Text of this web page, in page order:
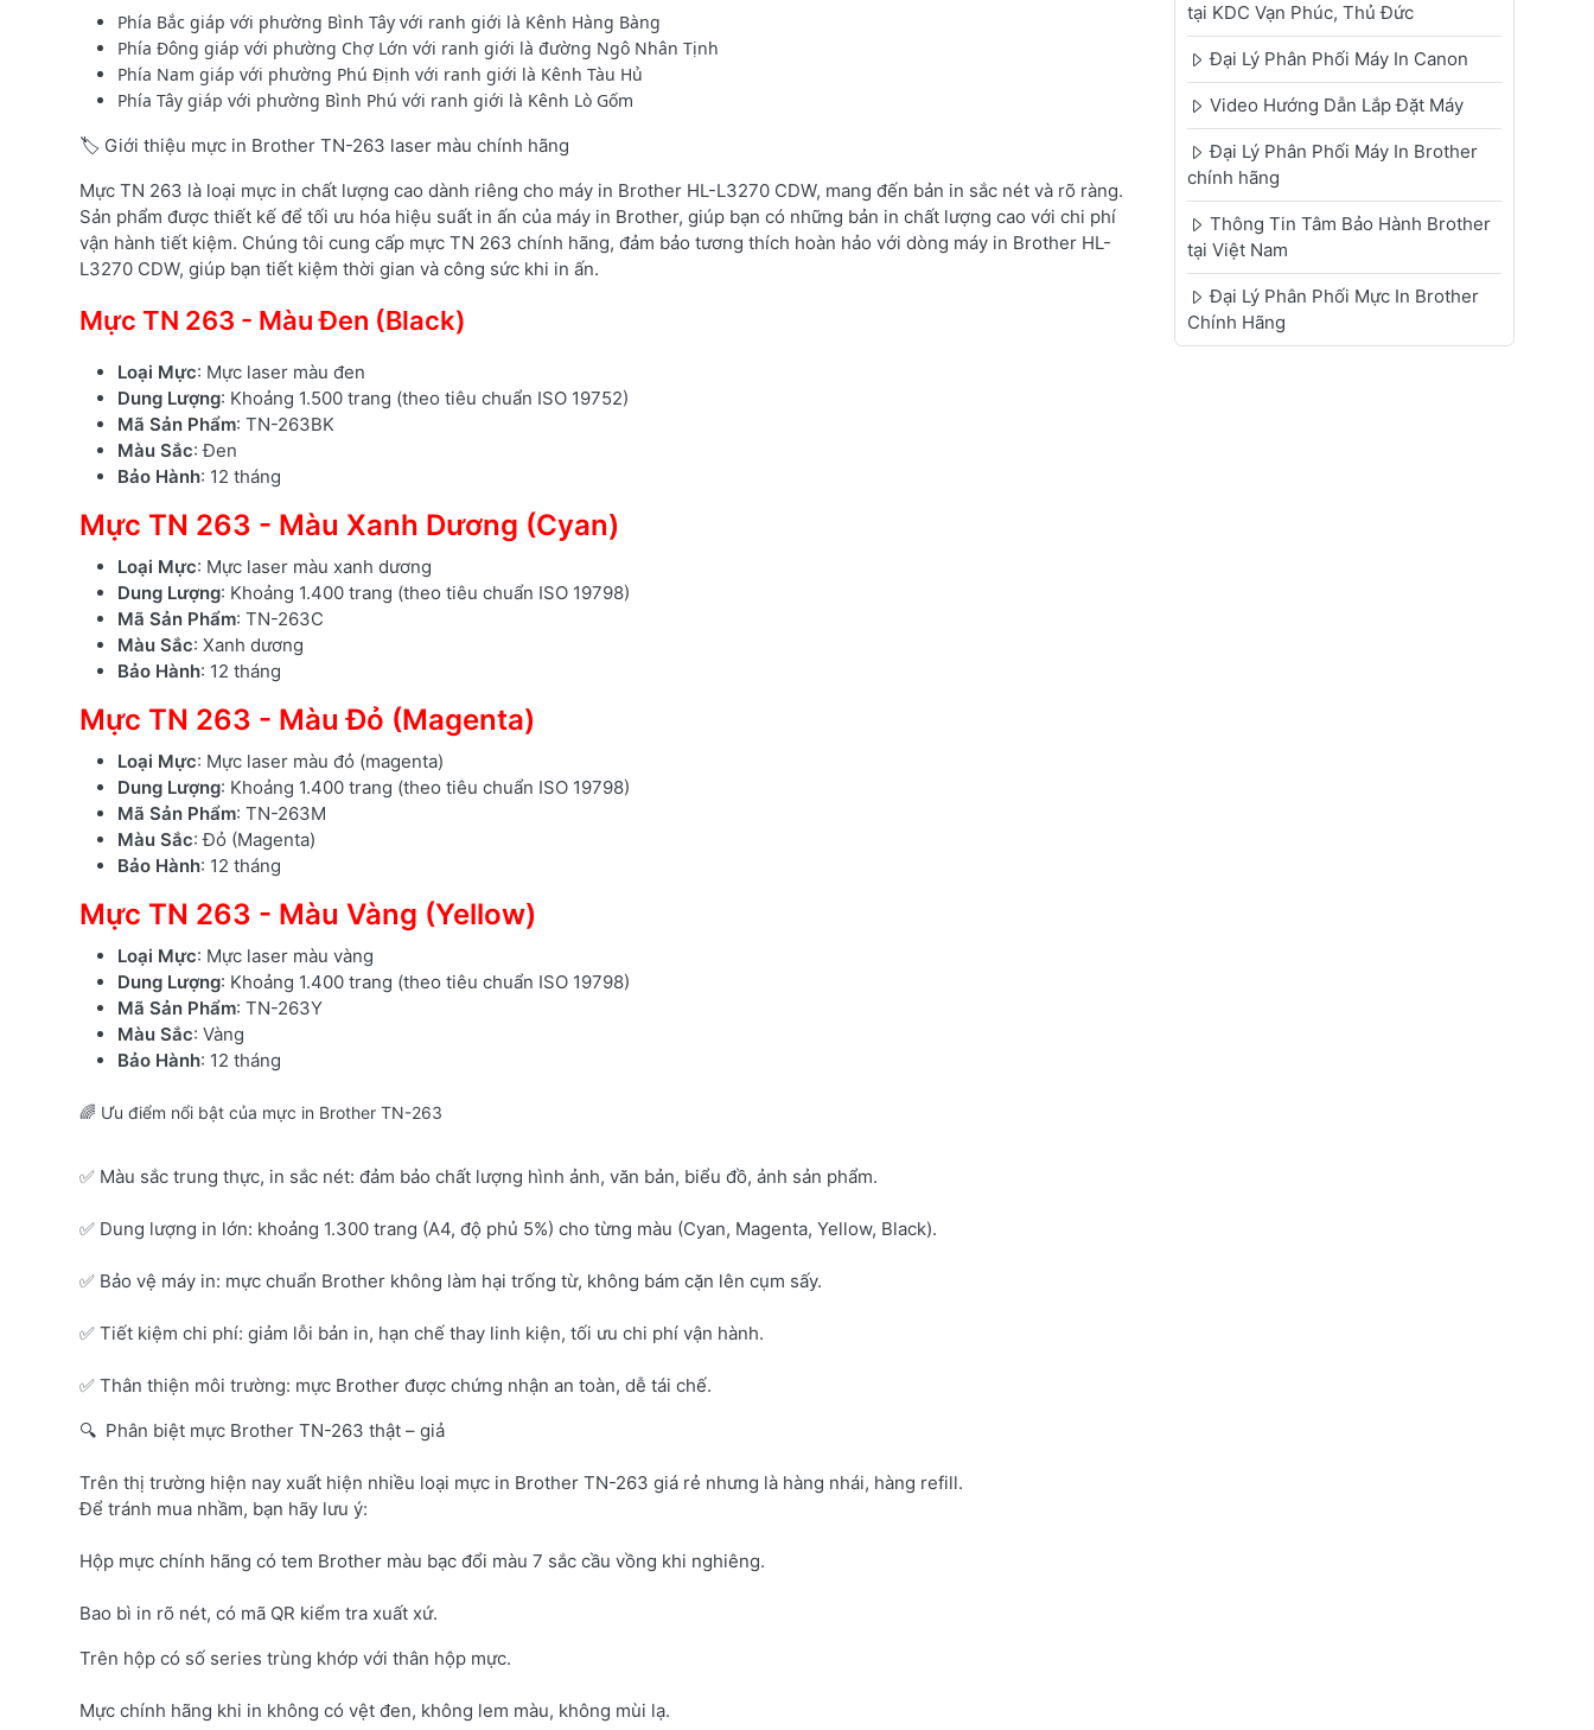
Phía Bắc giáp với phường Bình Tây với ranh giới là Kênh Hàng Bàng
Phía Đông giáp với phường Chợ Lớn với ranh giới là đường Ngô Nhân Tịnh
Phía Nam giáp với phường Phú Định với ranh giới là Kênh Tàu Hủ
Phía Tây giáp với phường Bình Phú với ranh giới là Kênh Lò Gốm
🏷️ Giới thiệu mực in Brother TN-263 laser màu chính hãng
Mực TN 263 là loại mực in chất lượng cao dành riêng cho máy in Brother HL-L3270 CDW, mang đến bản in sắc nét và rõ ràng.
Sản phẩm được thiết kế để tối ưu hóa hiệu suất in ấn của máy in Brother, giúp bạn có những bản in chất lượng cao với chi phí
vận hành tiết kiệm. Chúng tôi cung cấp mực TN 263 chính hãng, đảm bảo tương thích hoàn hảo với dòng máy in Brother HL-
L3270 CDW, giúp bạn tiết kiệm thời gian và công sức khi in ấn.
Mực TN 263 - Màu Đen (Black)
Loại Mực: Mực laser màu đen
Dung Lượng: Khoảng 1.500 trang (theo tiêu chuẩn ISO 19752)
Mã Sản Phẩm: TN-263BK
Màu Sắc: Đen
Bảo Hành: 12 tháng
Mực TN 263 - Màu Xanh Dương (Cyan)
Loại Mực: Mực laser màu xanh dương
Dung Lượng: Khoảng 1.400 trang (theo tiêu chuẩn ISO 19798)
Mã Sản Phẩm: TN-263C
Màu Sắc: Xanh dương
Bảo Hành: 12 tháng
Mực TN 263 - Màu Đỏ (Magenta)
Loại Mực: Mực laser màu đỏ (magenta)
Dung Lượng: Khoảng 1.400 trang (theo tiêu chuẩn ISO 19798)
Mã Sản Phẩm: TN-263M
Màu Sắc: Đỏ (Magenta)
Bảo Hành: 12 tháng
Mực TN 263 - Màu Vàng (Yellow)
Loại Mực: Mực laser màu vàng
Dung Lượng: Khoảng 1.400 trang (theo tiêu chuẩn ISO 19798)
Mã Sản Phẩm: TN-263Y
Màu Sắc: Vàng
Bảo Hành: 12 tháng
🌈 Ưu điểm nổi bật của mực in Brother TN-263
✅ Màu sắc trung thực, in sắc nét: đảm bảo chất lượng hình ảnh, văn bản, biểu đồ, ảnh sản phẩm.
✅ Dung lượng in lớn: khoảng 1.300 trang (A4, độ phủ 5%) cho từng màu (Cyan, Magenta, Yellow, Black).
✅ Bảo vệ máy in: mực chuẩn Brother không làm hại trống từ, không bám cặn lên cụm sấy.
✅ Tiết kiệm chi phí: giảm lỗi bản in, hạn chế thay linh kiện, tối ưu chi phí vận hành.
✅ Thân thiện môi trường: mực Brother được chứng nhận an toàn, dễ tái chế.
🔍 Phân biệt mực Brother TN-263 thật – giả
Trên thị trường hiện nay xuất hiện nhiều loại mực in Brother TN-263 giá rẻ nhưng là hàng nhái, hàng refill.
Để tránh mua nhầm, bạn hãy lưu ý:
Hộp mực chính hãng có tem Brother màu bạc đổi màu 7 sắc cầu vồng khi nghiêng.
Bao bì in rõ nét, có mã QR kiểm tra xuất xứ.
Trên hộp có số series trùng khớp với thân hộp mực.
Mực chính hãng khi in không có vệt đen, không lem màu, không mùi lạ.
tại KDC Vạn Phúc, Thủ Đức
Đại Lý Phân Phối Máy In Canon
Video Hướng Dẫn Lắp Đặt Máy
Đại Lý Phân Phối Máy In Brother
chính hãng
Thông Tin Tâm Bảo Hành Brother
tại Việt Nam
Đại Lý Phân Phối Mực In Brother
Chính Hãng